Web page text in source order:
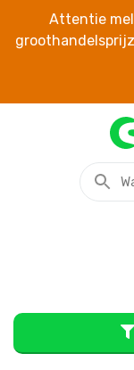
Attentie